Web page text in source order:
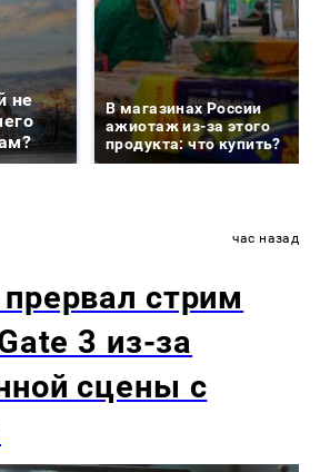
не
В магазинах России
ажиотаж из-за этого
продукта: что купить?
час назад
стрим
3 из-за
сцены с